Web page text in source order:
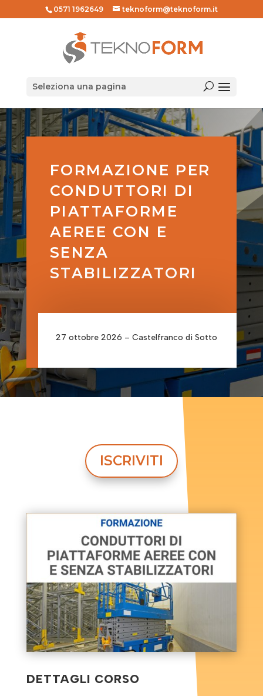
0571 1962649 teknoform@teknoform.it
Seleziona una pagina
FORMAZIONE PER
CONDUTTORI DI
PIATTAFORME
AEREE CON E
SENZA
STABILIZZATORI
27 ottobre 2026 – Castelfranco di Sotto
ISCRIVITI
DETTAGLI CORSO